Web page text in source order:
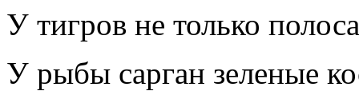
У тигров не только
У рыбы сарган зеленые